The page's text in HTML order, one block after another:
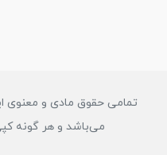
تمامی حقوق مادی و
می‌باشد و هر گونه